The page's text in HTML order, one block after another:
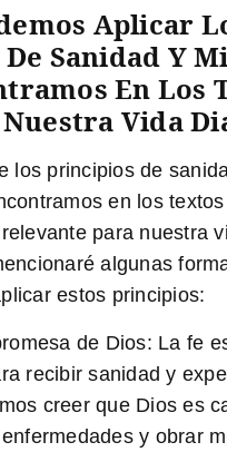
Aplicar
Sanidad Y
En Los
Vida
los principios de
en los
para nuestra
algunas
estos principios:
de Dios: La fe
recibir sanidad y
creer que Dios es
y obrar